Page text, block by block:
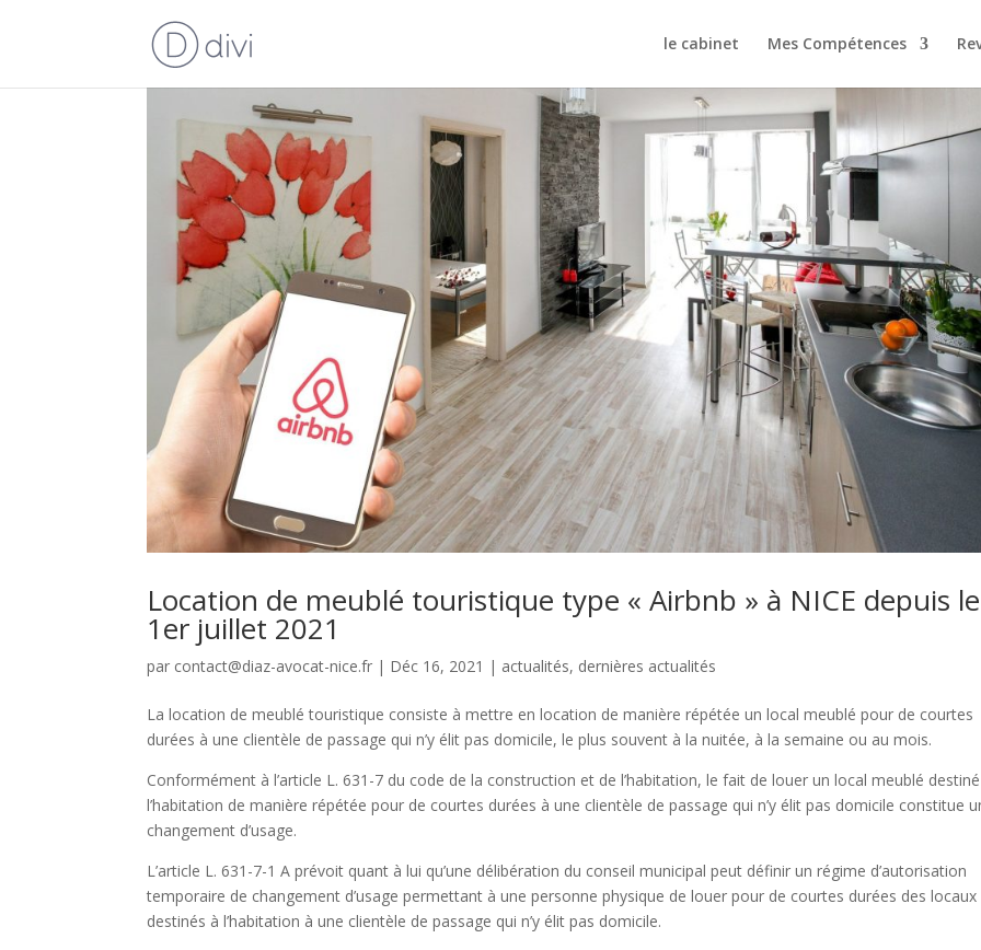
le cabinet Mes Compétences
Location de meublé touristique type « Airbnb » à NICE depuis le
1er juillet 2021
par contact@diaz-avocat-nice.fr | Déc 16, 2021 | actualités, dernières actualités
La location de meublé touristique consiste à mettre en location de manière répétée un local meublé pour de courtes
durées à une clientèle de passage qui n’y élit pas domicile, le plus souvent à la nuitée, à la semaine ou au mois.
Conformément à l’article L. 631-7 du code de la construction et de l’habitation, le fait de louer un local meublé
l’habitation de manière répétée pour de courtes durées à une clientèle de passage qui n’y élit pas domicile constitue
changement d’usage.
L’article L. 631-7-1 A prévoit quant à lui qu’une délibération du conseil municipal peut définir un régime d’autorisation
temporaire de changement d’usage permettant à une personne physique de louer pour de courtes durées des locaux
destinés à l’habitation à une clientèle de passage qui n’y élit pas domicile.